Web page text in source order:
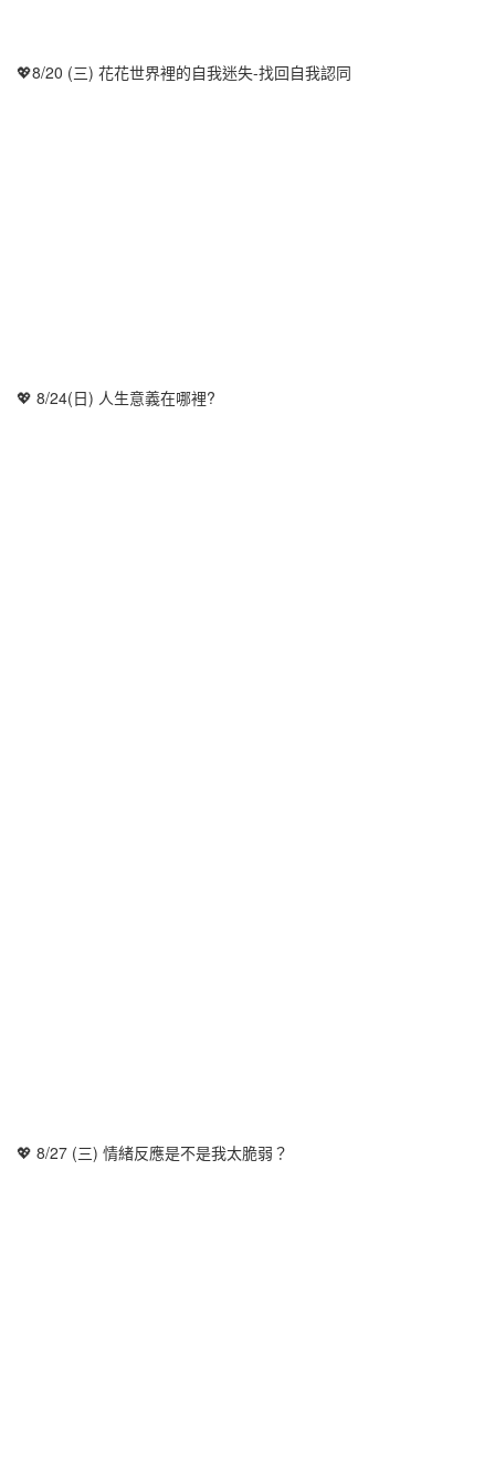
💖8/20 (三) 花花世界裡的自我迷失-找回自我認同
💖 8/24(日) 人生意義在哪裡?
💖 8/27 (三) 情緒反應是不是我太脆弱？